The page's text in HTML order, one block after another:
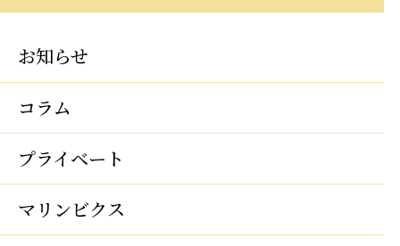
お知らせ
コラム
プライベート
マリンビクス